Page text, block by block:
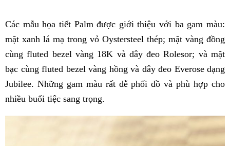
Các mẫu họa tiết Palm được giới thiệu với ba gam màu:
mặt xanh lá mạ trong vỏ Oystersteel thép; mặt vàng đồng
cùng fluted bezel vàng 18K và dây đeo Rolesor; và mặt
bạc cùng fluted bezel vàng hồng và dây đeo Everose dạng
Jubilee. Những gam màu rất dễ phối đồ và phù hợp cho
nhiều buổi tiệc sang trọng.